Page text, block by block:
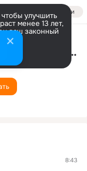
Войти
улучшить
менее 13 лет,
ваш законный
Beyond To Slight The Maze
8:43